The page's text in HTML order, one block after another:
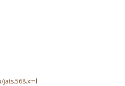
jats.568.xml